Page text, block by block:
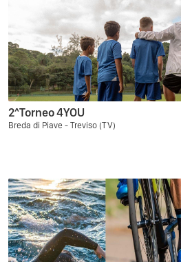
2^Torneo 4YOU
Breda di Piave - Treviso (TV)